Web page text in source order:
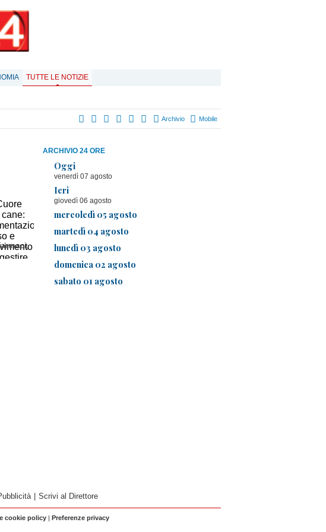
TUTTE LE NOTIZIE
Archivio Mobile
ARCHIVIO 24 ORE
Oggi
venerdì 07 agosto
Ieri
giovedì 06 agosto
mercoledì 05 agosto
martedì 04 agosto
lunedì 03 agosto
domenica 02 agosto
sabato 01 agosto
Scrivi al Direttore
cookie policy | Preferenze privacy